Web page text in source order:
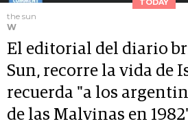
TODAY
the sun
W
El editorial del diario
Sun, recorre la vida de
recuerda "a los
de las Malvinas en